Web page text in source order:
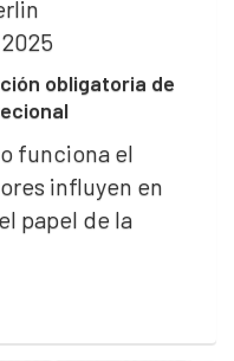
obligatoria de
funciona el
influyen en
papel de la